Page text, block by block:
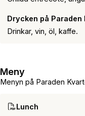
Drycken på
Drinkar, vin, öl, kaffe.
Menyn på Paraden
Meny
Lunch